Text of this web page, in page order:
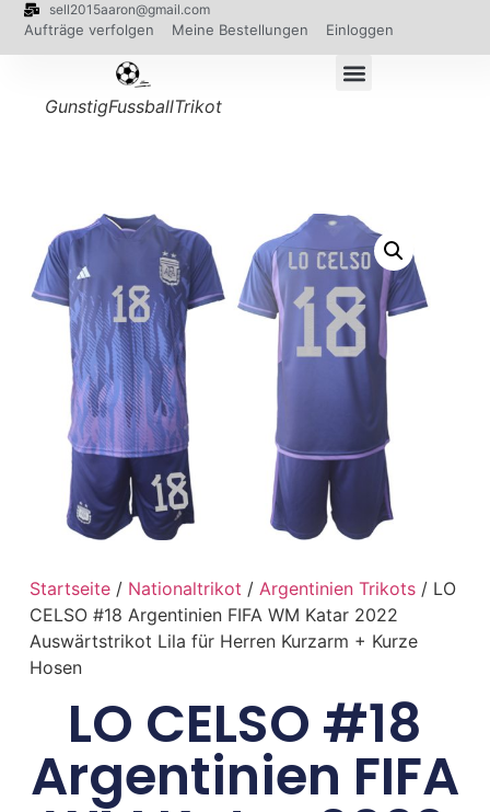
sell2015aaron@gmail.com
Aufträge verfolgen Meine Bestellungen Einloggen
GunstigFussballTrikot
Startseite/ Nationaltrikot / Argentinien Trikots/ LO
CELSO #18 Argentinien FIFA WM Katar 2022
Auswärtstrikot Lila für Herren Kurzarm + Kurze
Hosen
LO CELSO #18
Argentinien FIFA